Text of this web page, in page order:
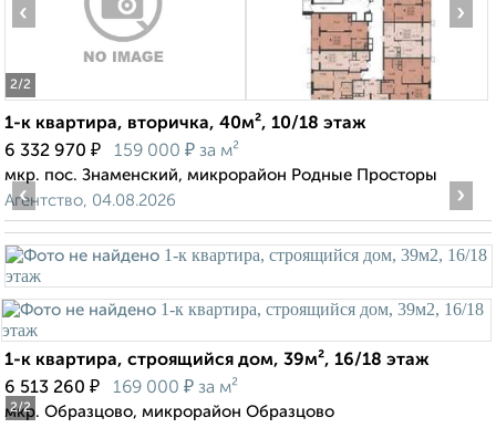
2/2
‹ ›
1-к квартира, вторичка, 40м², 10/18 этаж
6 332 970 ₽ 159 000 ₽ за м²
мкр. пос. Знаменский, микрорайон Родные Просторы
Агентство, 04.08.2026
2/2
‹ ›
1-к квартира, строящийся дом, 39м², 16/18 этаж
6 513 260 ₽ 169 000 ₽ за м²
мкр. Образцово, микрорайон Образцово